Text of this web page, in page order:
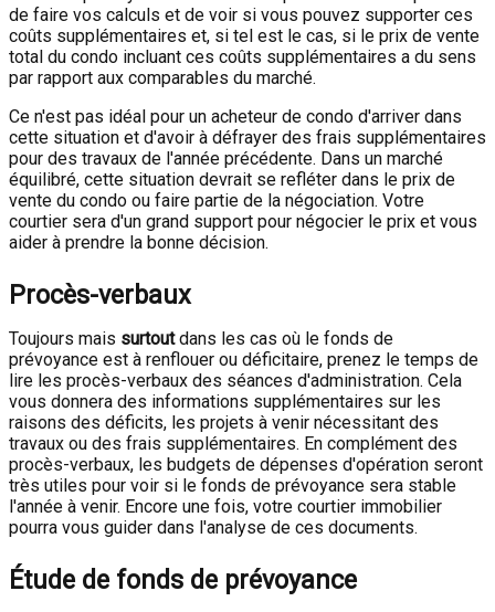
de faire vos calculs et de voir si vous pouvez supporter ces
coûts supplémentaires et, si tel est le cas, si le prix de vente
total du condo incluant ces coûts supplémentaires a du sens
par rapport aux comparables du marché.
Ce n'est pas idéal pour un acheteur de condo d'arriver dans
cette situation et d'avoir à défrayer des frais supplémentaires
pour des travaux de l'année précédente. Dans un marché
équilibré, cette situation devrait se refléter dans le prix de
vente du condo ou faire partie de la négociation. Votre
courtier sera d'un grand support pour négocier le prix et vous
aider à prendre la bonne décision.
Procès-verbaux
Toujours mais surtoutdans les cas où le fonds de
prévoyance est à renflouer ou déficitaire, prenez le temps de
lire les procès-verbaux des séances d'administration. Cela
vous donnera des informations supplémentaires sur les
raisons des déficits, les projets à venir nécessitant des
travaux ou des frais supplémentaires. En complément des
procès-verbaux, les budgets de dépenses d'opération seront
très utiles pour voir si le fonds de prévoyance sera stable
l'année à venir. Encore une fois, votre courtier immobilier
pourra vous guider dans l'analyse de ces documents.
Étude de fonds de prévoyance